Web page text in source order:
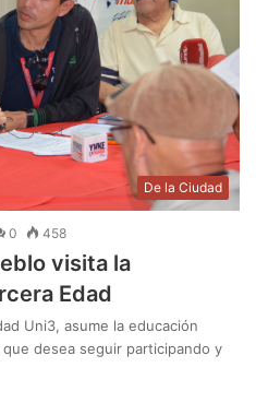
De la Ciudad
0 458
visita la
Edad
Uni3, asume la educación
desea seguir participando y